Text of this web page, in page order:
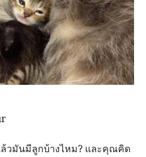
วมันมีลูกบ้างไหม? และคุณคิด